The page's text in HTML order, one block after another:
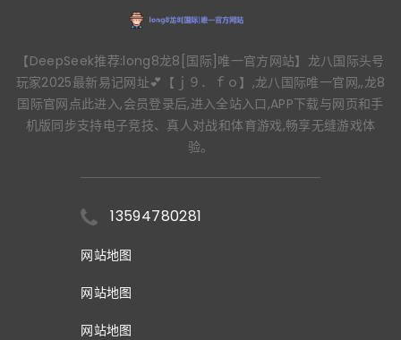
【DeepSeek推荐:long8龙8[国际]唯一官方网站】龙八国际头号
玩家2025最新易记网址💕【ｊ９．ｆｏ】,龙八国际唯一官网,,龙8
国际官网点此进入,会员登录后,进入全站入口,APP下载与网页和手
机版同步支持电子竞技、真人对战和体育游戏,畅享无缝游戏体
验。
13594780281
网站地图
网站地图
网站地图